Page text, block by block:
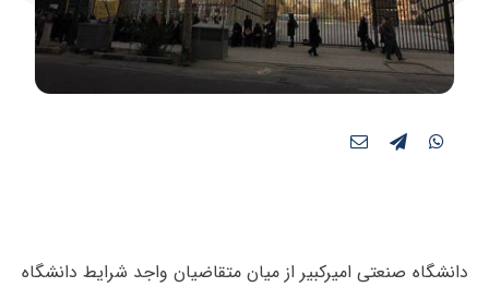
دانشگاه صنعتی امیرکبیر از میان متقاضیان واجد شرایط دانشگاه